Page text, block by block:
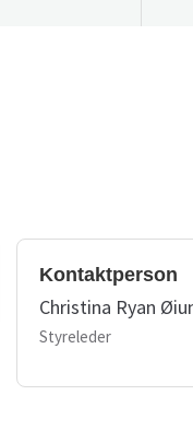
Kontaktperson
Christina Ryan
Styreleder